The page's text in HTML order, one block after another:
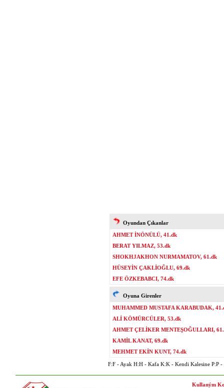
Oyundan Çıkanlar
AHMET İNÖNÜLÜ, 41.dk
BERAT YILMAZ, 53.dk
SHOKHJAKHON NURMAMATOV, 61.dk
HÜSEYİN ÇAKLİOĞLU, 69.dk
EFE ÖZKEBABCI, 74.dk
Oyuna Girenler
MUHAMMED MUSTAFA KARABUDAK,
ALİ KÖMÜRCÜLER, 53.dk
AHMET ÇELİKER MENTEŞOĞULLARI,
KAMİL KANAT, 69.dk
MEHMET EKİN KUNT, 74.dk
F:F - Ayak H:H - Kafa K:K - Kendi Kalesine P:P -
Kullaným